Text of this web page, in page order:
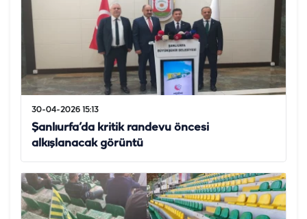
30-04-2026 15:13
Şanlıurfa’da kritik randevu öncesi
alkışlanacak görüntü